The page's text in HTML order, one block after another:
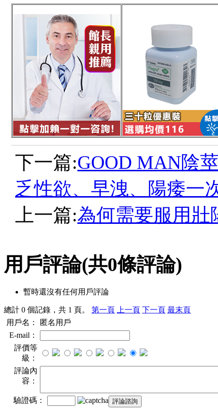
下一篇:GOOD MAN陰
乏性欲、早洩、陽痿一
上一篇:為何需要服用壯
用戶評論(共0條評論)
暫時還沒有任何用戶評論
總計 0 個記錄，共 1 頁。 第一頁 上一頁 下一頁 最末頁
用戶名：
匿名用戶
E-mail：
評價等
級：
評論內
容：
驗證碼：